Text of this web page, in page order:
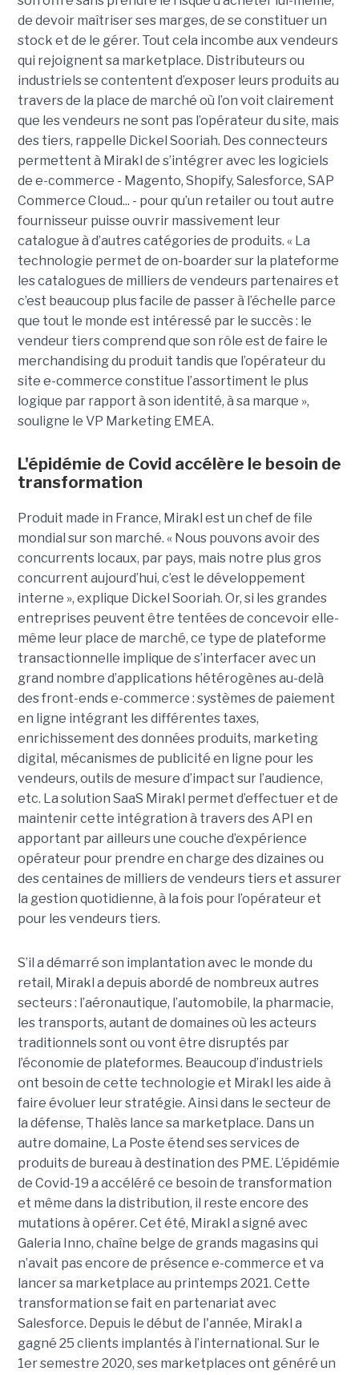
de devoir maîtriser ses marges, de se constituer un
stock et de le gérer. Tout cela incombe aux vendeurs
qui rejoignent sa marketplace. Distributeurs ou
industriels se contentent d’exposer leurs produits au
travers de la place de marché où l’on voit clairement
que les vendeurs ne sont pas l’opérateur du site, mais
des tiers, rappelle Dickel Sooriah. Des connecteurs
permettent à Mirakl de s’intégrer avec les logiciels
de e-commerce - Magento, Shopify, Salesforce, SAP
Commerce Cloud... - pour qu’un retailer ou tout autre
fournisseur puisse ouvrir massivement leur
catalogue à d’autres catégories de produits. « La
technologie permet de on-boarder sur la plateforme
les catalogues de milliers de vendeurs partenaires et
c’est beaucoup plus facile de passer à l’échelle parce
que tout le monde est intéressé par le succès : le
vendeur tiers comprend que son rôle est de faire le
merchandising du produit tandis que l’opérateur du
site e-commerce constitue l’assortiment le plus
logique par rapport à son identité, à sa marque »,
souligne le VP Marketing EMEA.
L'épidémie de Covid accélère le besoin de
transformation
Produit made in France, Mirakl est un chef de file
mondial sur son marché. « Nous pouvons avoir des
concurrents locaux, par pays, mais notre plus gros
concurrent aujourd’hui, c’est le développement
interne », explique Dickel Sooriah. Or, si les grandes
entreprises peuvent être tentées de concevoir elle-
même leur place de marché, ce type de plateforme
transactionnelle implique de s’interfacer avec un
grand nombre d’applications hétérogènes au-delà
des front-ends e-commerce : systèmes de paiement
en ligne intégrant les différentes taxes,
enrichissement des données produits, marketing
digital, mécanismes de publicité en ligne pour les
vendeurs, outils de mesure d’impact sur l’audience,
etc. La solution SaaS Mirakl permet d’effectuer et de
maintenir cette intégration à travers des API en
apportant par ailleurs une couche d’expérience
opérateur pour prendre en charge des dizaines ou
des centaines de milliers de vendeurs tiers et assurer
la gestion quotidienne, à la fois pour l’opérateur et
pour les vendeurs tiers.
S’il a démarré son implantation avec le monde du
retail, Mirakl a depuis abordé de nombreux autres
secteurs : l’aéronautique, l’automobile, la pharmacie,
les transports, autant de domaines où les acteurs
traditionnels sont ou vont être disruptés par
l’économie de plateformes. Beaucoup d’industriels
ont besoin de cette technologie et Mirakl les aide à
faire évoluer leur stratégie. Ainsi dans le secteur de
la défense, Thalès lance sa marketplace. Dans un
autre domaine, La Poste étend ses services de
produits de bureau à destination des PME. L’épidémie
de Covid-19 a accéléré ce besoin de transformation
et même dans la distribution, il reste encore des
mutations à opérer. Cet été, Mirakl a signé avec
Galeria Inno, chaîne belge de grands magasins qui
n’avait pas encore de présence e-commerce et va
lancer sa marketplace au printemps 2021. Cette
transformation se fait en partenariat avec
Salesforce. Depuis le début de l'année, Mirakl a
gagné 25 clients implantés à l’international. Sur le
1er semestre 2020, ses marketplaces ont généré un